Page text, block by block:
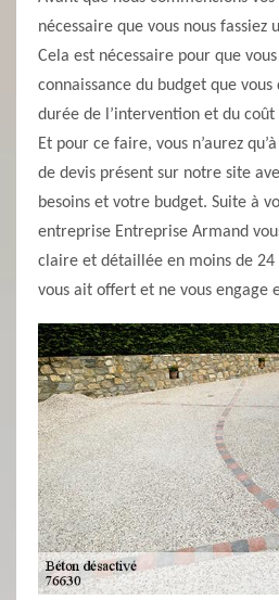
nécessaire que vous nous fassiez
Cela est nécessaire pour que
connaissance du budget que
durée de l’intervention et du
Et pour ce faire, vous n’aurez
de devis présent sur notre site
besoins et votre budget. Suite à
entreprise Entreprise Armand
claire et détaillée en moins de 24
vous ait offert et ne vous engage